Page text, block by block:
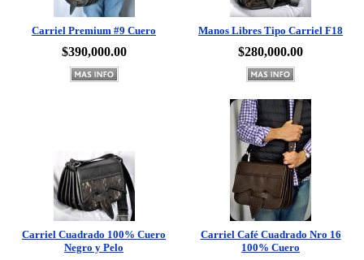
Carriel Premium #9 Cuero
$390,000.00
Manos Libres Tipo Carriel F18
$280,000.00
Carriel Cuadrado 100% Cuero
Negro y Pelo
$530,000.00
Carriel Café Cuadrado Nro 16
100% Cuero
$820,000.00